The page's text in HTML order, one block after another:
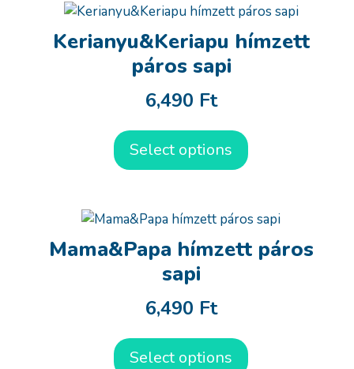
Kerianyu&Keriapu hímzett
páros sapi
6,490 Ft
Select options
Mama&Papa hímzett páros
sapi
6,490 Ft
Select options